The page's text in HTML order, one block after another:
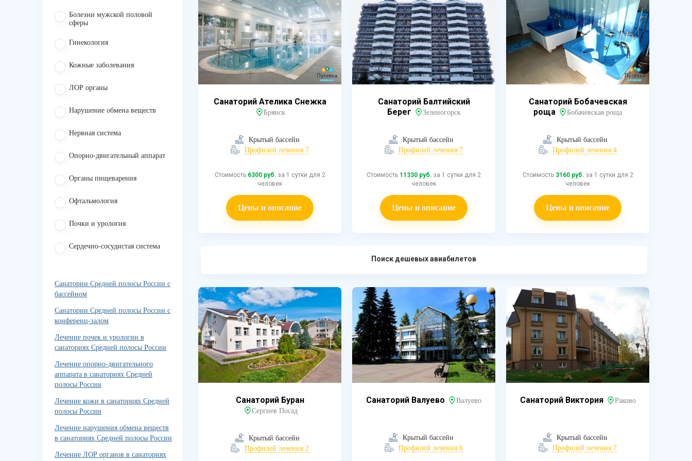
Болезни мужской половой
сферы
Гинекология
Кожные заболевания
ЛОР органы
Нарушение обмена веществ
Нервная система
Опорно-двигательный аппарат
Органы пищеварения
Офтальмология
Почки и урология
Сердечно-сосудистая система
Санатории Средней полосы России с
бассейном
Санатории Средней полосы России с
конференц-залом
Лечение почек и урологии в
санаториях Средней полосы России
Лечение опорно-двигательного
аппарата в санаториях Средней
полосы России
Лечение кожи в санаториях Средней
полосы России
Лечение нарушения обмена веществ
в санаториях Средней полосы России
Лечение ЛОР органов в санаториях
Санаторий Ателика Снежка
Брянск
Крытый бассейн
Профилей лечения 7
Стоимость 6300 руб. за 1 сутки для 2
человек
Цены и описание
Санаторий Балтийский
Берег
Зеленогорск
Крытый бассейн
Профилей лечения 7
Стоимость 11330 руб. за 1 сутки для 2
человек
Цены и описание
Санаторий Бобачевская
роща
Бобачевская роща
Крытый бассейн
Профилей лечения 4
Стоимость 3160 руб. за 1 сутки для 2
человек
Цены и описание
Поиск дешевых авиабилетов
Санаторий Буран
Сергиев Посад
Крытый бассейн
Профилей лечения 2
Санаторий Валуево Валуево
Крытый бассейн
Профилей лечения 6
Санаторий Виктория Раково
Крытый бассейн
Профилей лечения 7